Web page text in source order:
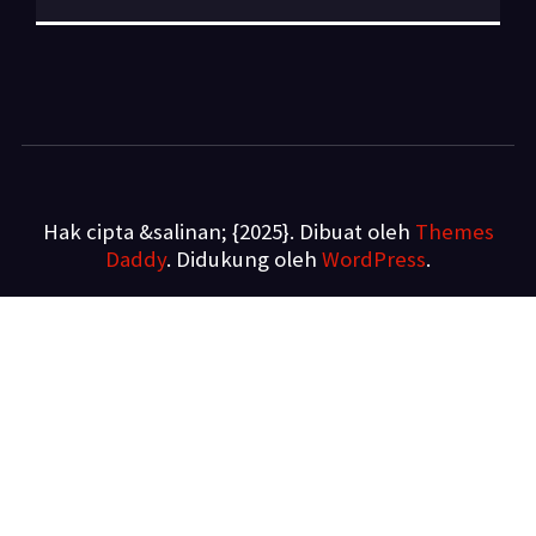
Hak cipta &salinan; {2025}. Dibuat oleh Themes
Daddy. Didukung oleh WordPress.